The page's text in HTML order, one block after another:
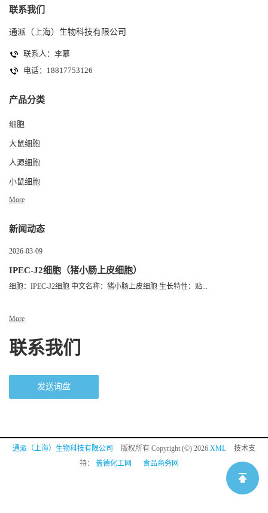
联系我们
通派（上海）生物科技有限公司
联系人：李慕
电话：18817753126
产品分类
细胞
大鼠细胞
人源细胞
小鼠细胞
More
新闻动态
2026-03-09
IPEC-J2细胞（猪小肠上皮细胞）
细胞：IPEC-J2细胞 中文名称：猪小肠上皮细胞 生长特性：贴...
More
联系我们
发送询盘
通派（上海）生物科技有限公司 版权所有 Copyright (©) 2026 XML
技术支
持： 盖德化工网 食品商务网